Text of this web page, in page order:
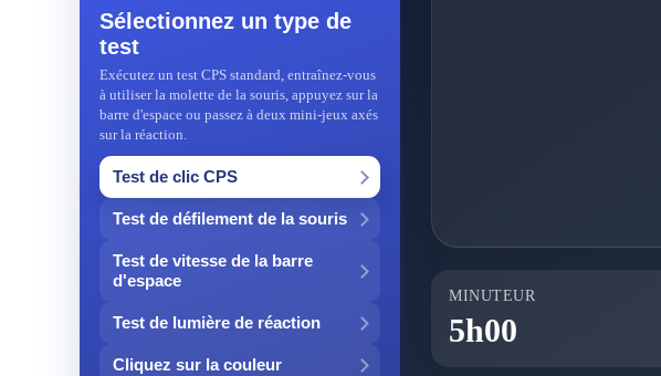
Sélectionnez un type de
test
Exécutez un test CPS standard, entraînez-vous
à utiliser la molette de la souris, appuyez sur la
barre d'espace ou passez à deux mini-jeux axés
sur la réaction.
Test de clic CPS
Test de défilement de la souris
Test de vitesse de la barre
d'espace
Test de lumière de réaction
Cliquez sur la couleur
MINUTEUR
5h00